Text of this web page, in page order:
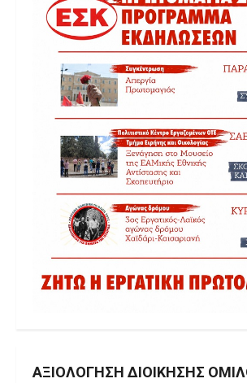
ΑΞΙΟΛΌΓΗΣΗ ΔΙΟΊΚΗΣΗΣ